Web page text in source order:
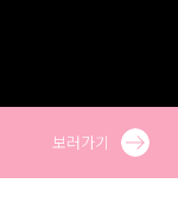
보러가기